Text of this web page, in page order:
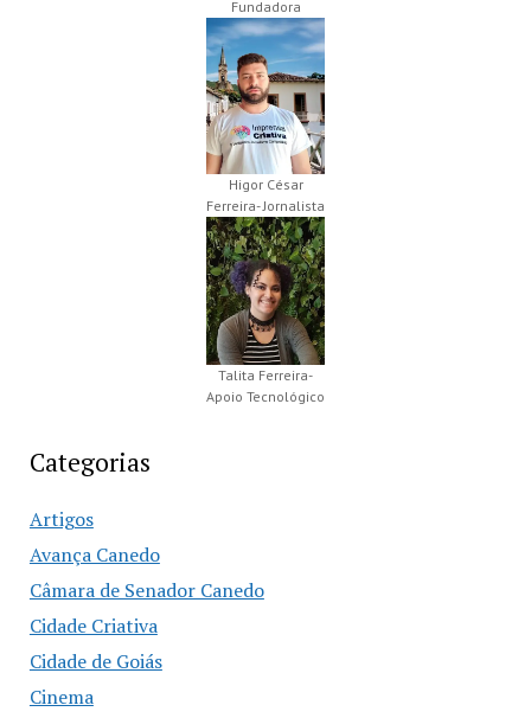
Fundadora
Higor César
Ferreira- Jornalista
Talita Ferreira-
Apoio Tecnológico
Categorias
Artigos
Avança Canedo
Câmara de Senador Canedo
Cidade Criativa
Cidade de Goiás
Cinema